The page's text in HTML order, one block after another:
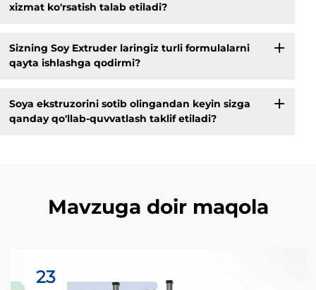
xizmat ko'rsatish talab etiladi?
Sizning Soy Extruder laringiz turli formulalarni
qayta ishlashga qodirmi?
Soya ekstruzorini sotib olingandan keyin sizga
qanday qo'llab-quvvatlash taklif etiladi?
Mavzuga doir maqola
23